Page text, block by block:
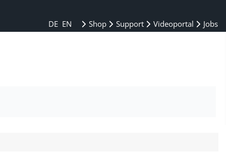
DE EN Shop Support Videoportal Jobs